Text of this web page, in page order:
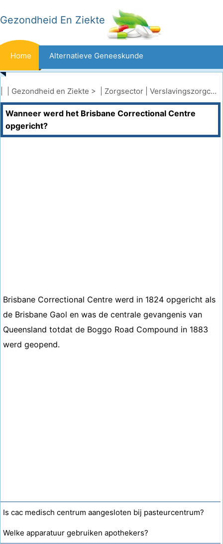
Gezondheid En Ziekte
Home Alternatieve Geneeskunde
Beten En Steken Kanker
Aandoeningen En Behandelingen Mond- En Tandzorg
Gezondheid en Ziekte > | Zorgsector Verslavingszorgcentra
Wanneer werd het Brisbane Correctional Centre
opgericht?
Brisbane Correctional Centre werd in 1824 opgericht als
de Brisbane Gaol en was de centrale gevangenis van
Queensland totdat de Boggo Road Compound in 1883
werd geopend.
Is cac medisch centrum aangesloten bij pasteurcentrum?
Welke apparatuur gebruiken apothekers?